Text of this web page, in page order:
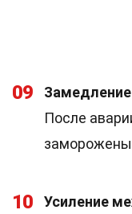
09
После
10
Усиление